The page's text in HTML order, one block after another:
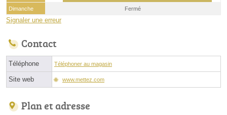
Dimanche
Fermé
Signaler une erreur
Contact
Téléphone Téléphoner au magasin
Site web www.mettez.com
Plan et adresse